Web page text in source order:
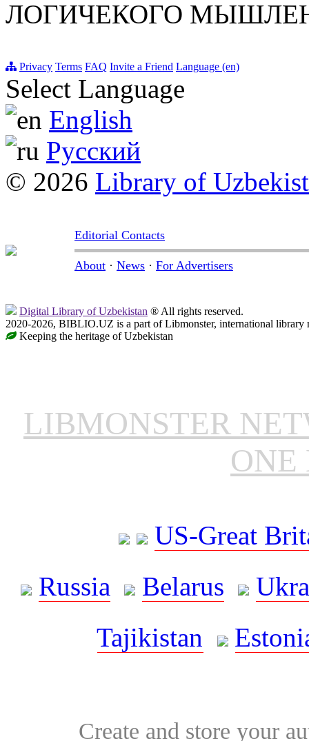
ЛОГИЧЕКОГО
Privacy Terms FAQ Invite a Friend Language (en)
Select Language
English
Русский
© 2026 Library of
Editorial Contacts
About · News · For Advertisers
Digital Library of Uzbekistan ® All rights reserved.
2020-2026, BIBLIO.UZ is a part of Libmonster, international library
Keeping the heritage of Uzbekistan
LIBMONSTER
ONE
US-Great
Russia
Belarus
Tajikistan
Create and store your